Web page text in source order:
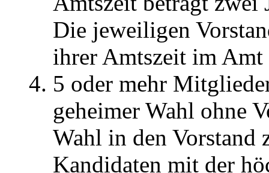
Die jeweiligen
ihrer Amtszeit im
5 oder mehr
geheimer Wahl ohne
Wahl in den Vorstand
Kandidaten mit der